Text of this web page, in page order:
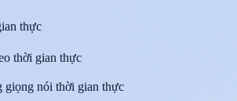
thực
thời gian thực
giọng nói thời gian thực